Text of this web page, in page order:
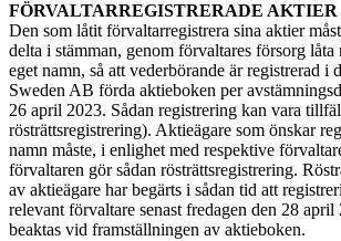
FÖRVALTARREGISTRERADE AKTIER
Den som låtit förvaltarregistrera sina aktier
delta i stämman, genom förvaltares försorg låta
eget namn, så att vederbörande är registrerad i
Sweden AB förda aktieboken per
26 april 2023. Sådan registrering kan vara
rösträttsregistrering). Aktieägare som önskar
namn måste, i enlighet med respektive
förvaltaren gör sådan rösträttsregistrering.
av aktieägare har begärts i sådan tid att
relevant förvaltare senast fredagen den 28
beaktas vid framställningen av aktieboken.